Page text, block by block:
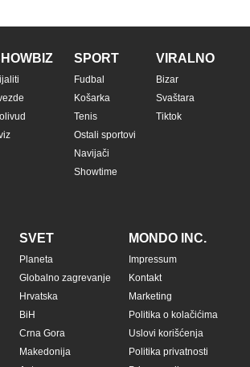
SPORT
Fudbal
Košarka
Tenis
Ostali sportovi
Navijači
Showtime
VIRALNO
Bizar
Svaštara
Tiktok
SVET
Planeta
Globalno zagrevanje
Hrvatska
BiH
Crna Gora
Makedonija
MONDO INC.
Impressum
Kontakt
Marketing
Politika o kolačićima
Uslovi korišćenja
Politika privatnosti